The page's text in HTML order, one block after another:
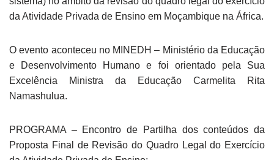
da Atividade Privada de Ensino em Moçambique na África.
O evento aconteceu no MINEDH – Ministério da Educação
e Desenvolvimento Humano e foi orientado pela Sua
Excelência Ministra da Educação Carmelita Rita
Namashulua.
PROGRAMA – Encontro de Partilha dos conteúdos da
Proposta Final de Revisão do Quadro Legal do Exercício